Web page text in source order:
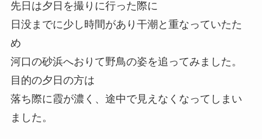
先日は夕日を撮りに行った際に
日没までに少し時間があり干潮と重なっていたた
め
河口の砂浜へおりて野鳥の姿を追ってみました。
目的の夕日の方は
落ち際に霞が濃く、途中で見えなくなってしまい
ました。